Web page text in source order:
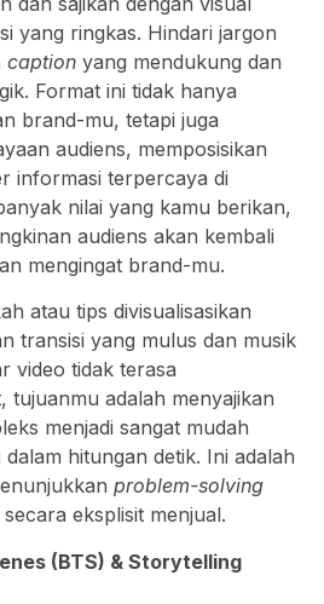
yang ringkas. Hindari jargon
caption yang mendukung dan
Format ini tidak hanya
brand-mu, tetapi juga
audiens, memposisikan
informasi terpercaya di
nilai yang kamu berikan,
audiens akan kembali
mengingat brand-mu.
atau tips divisualisasikan
transisi yang mulus dan musik
video tidak terasa
tujuanmu adalah menyajikan
menjadi sangat mudah
hitungan detik. Ini adalah
problem-solving
eksplisit menjual.
(BTS) & Storytelling